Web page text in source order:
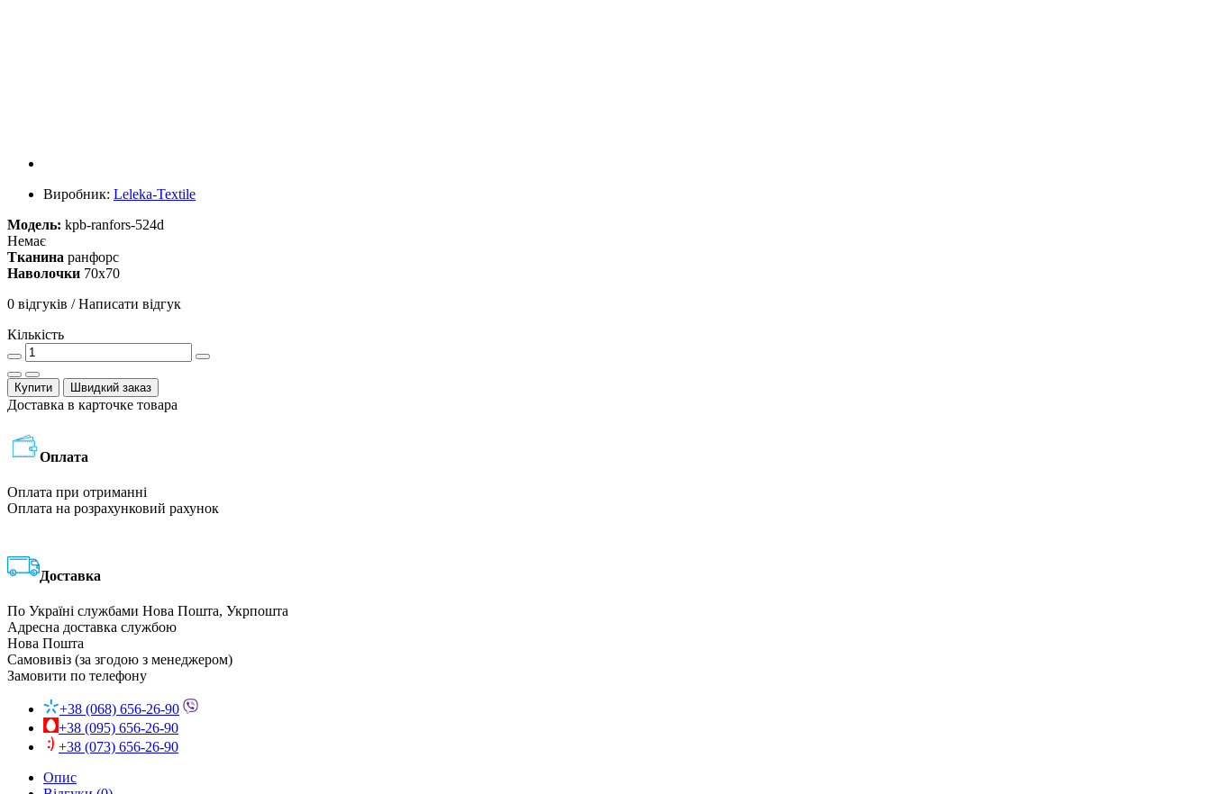
Виробник: Leleka-Textile
Модель: kpb-ranfors-524d
Немає
Тканина ранфорс
Наволочки 70х70
0 відгуків /Написати відгук
Кількість
Купити Швидкий заказ
Доставка в карточке товара
Оплата
Оплата при отриманні
Оплата на розрахунковий рахунок
Доставка
По Україні службами Нова Пошта, Укрпошта
Адресна доставка службою
Нова Пошта
Самовивіз (за згодою з менеджером)
Замовити по телефону
+38 (068) 656-26-90
+38 (095) 656-26-90
+38 (073) 656-26-90
Опис